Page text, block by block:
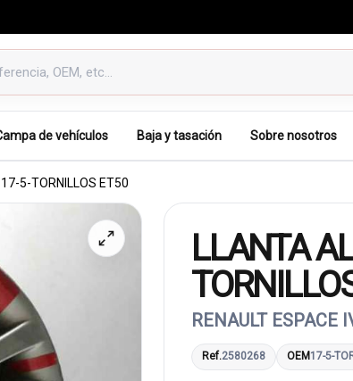
de vehículos Baja y tasación Sobre nosotros
5-TORNILLOS ET50
LLANTA
RENAULT ESPACE
Ref.2580268 OEM 17-5-